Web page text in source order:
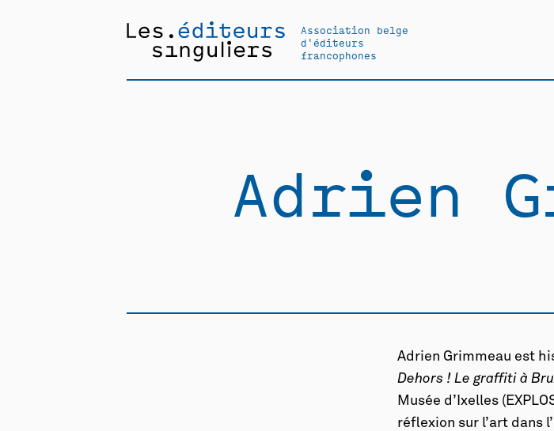
Association belge
d'éditeurs
francophones
Adrien
Adrien Grimmeau est
Dehors ! Le graffiti à
Musée d’Ixelles
réflexion sur l’art dans